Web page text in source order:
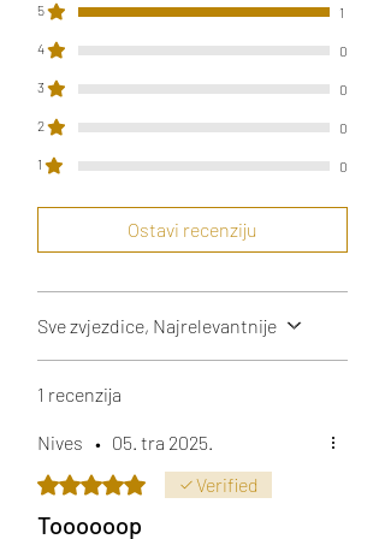
5 1
4 0
3 0
2 0
1 0
Ostavi recenziju
Sve zvjezdice, Najrelevantnije
1 recenzija
Nives • 05. tra 2025.
Ocijenjeno s 5 od 5 zvjezdica.
Verified
Toooooop